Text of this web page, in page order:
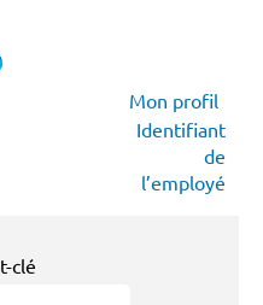
Mon profil
Identifiant
de
l’employé
clé